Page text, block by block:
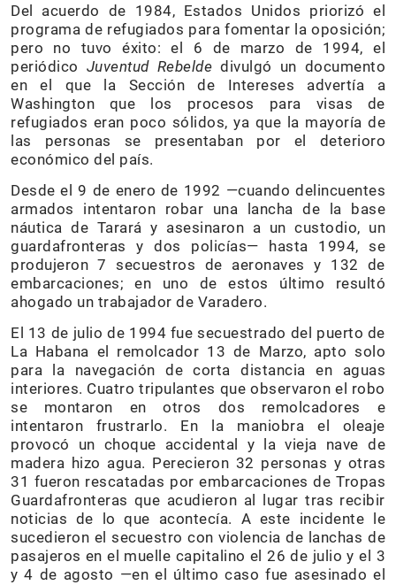
Del acuerdo de 1984, Estados Unidos priorizó el
programa de refugiados para fomentar la oposición;
pero no tuvo éxito: el 6 de marzo de 1994, el
periódico Juventud Rebelde divulgó un documento
en el que la Sección de Intereses advertía a
Washington que los procesos para visas de
refugiados eran poco sólidos, ya que la mayoría de
las personas se presentaban por el deterioro
económico del país.
Desde el 9 de enero de 1992 —cuando delincuentes
armados intentaron robar una lancha de la base
náutica de Tarará y asesinaron a un custodio, un
guardafronteras y dos policías— hasta 1994, se
produjeron 7 secuestros de aeronaves y 132 de
embarcaciones; en uno de estos último resultó
ahogado un trabajador de Varadero.
El 13 de julio de 1994 fue secuestrado del puerto de
La Habana el remolcador 13 de Marzo, apto solo
para la navegación de corta distancia en aguas
interiores. Cuatro tripulantes que observaron el robo
se montaron en otros dos remolcadores e
intentaron frustrarlo. En la maniobra el oleaje
provocó un choque accidental y la vieja nave de
madera hizo agua. Perecieron 32 personas y otras
31 fueron rescatadas por embarcaciones de Tropas
Guardafronteras que acudieron al lugar tras recibir
noticias de lo que acontecía. A este incidente le
sucedieron el secuestro con violencia de lanchas de
pasajeros en el muelle capitalino el 26 de julio y el 3
y 4 de agosto —en el último caso fue asesinado el